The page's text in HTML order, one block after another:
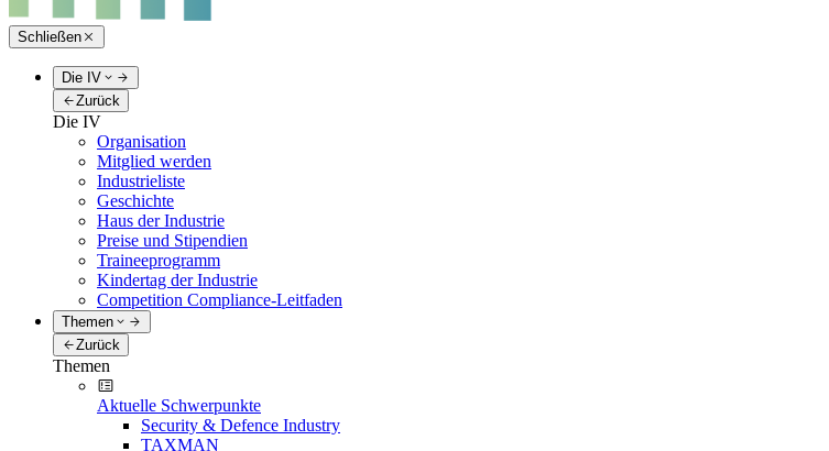
Schließen
Die IV
Zurück
Die IV
Organisation
Mitglied werden
Industrieliste
Geschichte
Haus der Industrie
Preise und Stipendien
Traineeprogramm
Kindertag der Industrie
Competition Compliance-Leitfaden
Themen
Zurück
Themen
Aktuelle Schwerpunkte
Security & Defence Industry
TAXMAN